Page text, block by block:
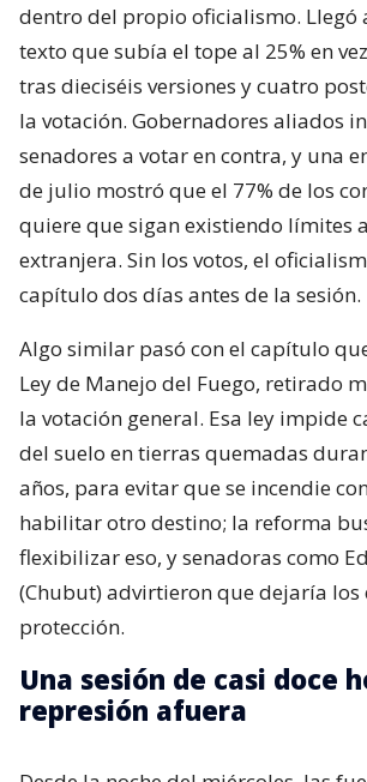
dentro del propio oficialismo. Llegó
texto que subía el tope al 25% en
tras dieciséis versiones y cuatro
la votación. Gobernadores aliados
senadores a votar en contra, y una
de julio mostró que el 77% de los
quiere que sigan existiendo límites
extranjera. Sin los votos, el
capítulo dos días antes de la sesión.
Algo similar pasó con el capítulo
Ley de Manejo del Fuego, retirado
la votación general. Esa ley impide
del suelo en tierras quemadas
años, para evitar que se incendie
habilitar otro destino; la reforma
flexibilizar eso, y senadoras como
(Chubut) advirtieron que dejaría los
protección.
Una sesión de casi doce
represión afuera